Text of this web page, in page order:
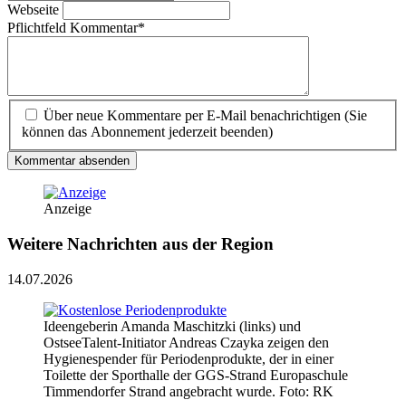
Webseite
Pflichtfeld Kommentar*
Über neue Kommentare per E-Mail benachrichtigen (Sie
können das Abonnement jederzeit beenden)
Kommentar absenden
Anzeige
Weitere Nachrichten aus der Region
14.07.2026
Ideengeberin Amanda Maschitzki (links) und
OstseeTalent-Initiator Andreas Czayka zeigen den
Hygienespender für Periodenprodukte, der in einer
Toilette der Sporthalle der GGS-Strand Europaschule
Timmendorfer Strand angebracht wurde. Foto: RK